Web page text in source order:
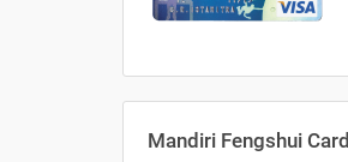
Mandiri Fengshui Card